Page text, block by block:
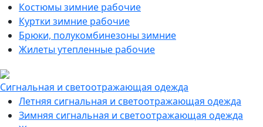
Костюмы зимние рабочие
Куртки зимние рабочие
Брюки, полукомбинезоны зимние
Жилеты утепленные рабочие
Сигнальная и светоотражающая одежда
Летняя сигнальная и светоотражающая одежда
Зимняя сигнальная и светоотражающая одежда